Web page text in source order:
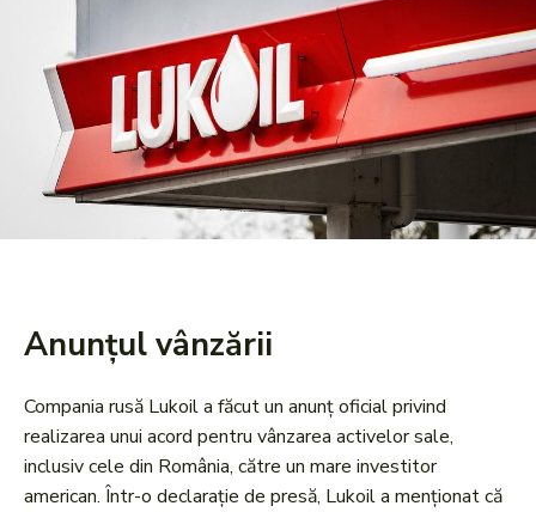
Anunțul vânzării
Compania rusă Lukoil a făcut un anunț oficial privind
realizarea unui acord pentru vânzarea activelor sale,
inclusiv cele din România, către un mare investitor
american. Într-o declarație de presă, Lukoil a menționat că